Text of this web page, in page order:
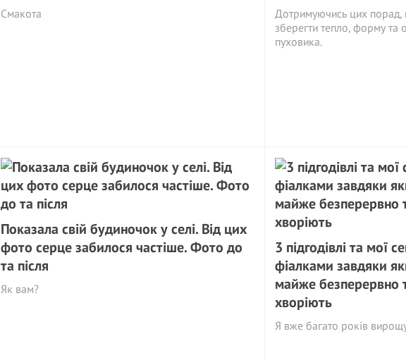
Смакота
Дотримуючись цих порад,
зберегти тепло, форму та
пуховика.
Показала свій будиночок у селі. Від цих
фото серце забилося частіше. Фото до
та після
Як вам?
3 підгодівлі та мої
фіалками завдяки
майже безперервно
хворіють
Я вже багато років